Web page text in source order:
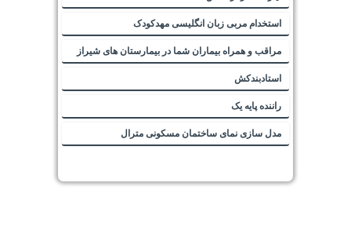
استخدام مربی زبان انگلیسی مهدکودک
مراقب و همراه بیماران شما در بیمارستان های شیراز
استادبندکش
راننده پایه یک
مدل سازی نمای ساختمان مسکونی مترال